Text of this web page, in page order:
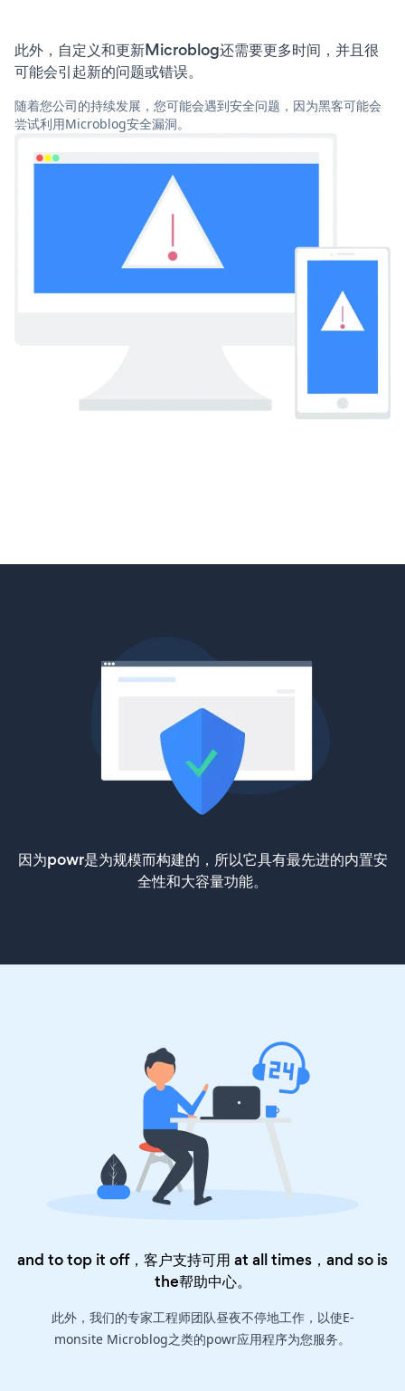
此外，自定义和更新Microblog还需要更多时间，并且很
可能会引起新的问题或错误。
随着您公司的持续发展，您可能会遇到安全问题，因为黑客可能会
尝试利用Microblog安全漏洞。
因为powr是为规模而构建的，所以它具有最先进的内置安
全性和大容量功能。
and to top it off，客户支持可用 at all times，and so is
the帮助中心。
此外，我们的专家工程师团队昼夜不停地工作，以使E-
monsite Microblog之类的powr应用程序为您服务。